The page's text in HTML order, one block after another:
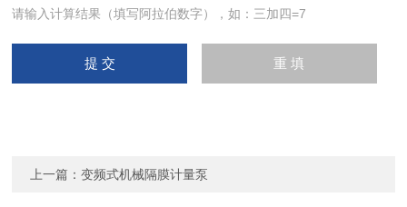
请输入计算结果（填写阿拉伯数字），如：三加四=7
上一篇：变频式机械隔膜计量泵